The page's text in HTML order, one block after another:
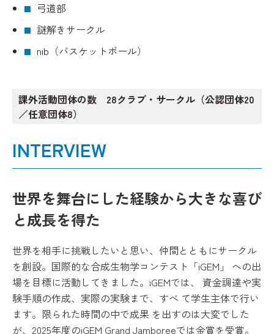
弓道部
謎解きサークル
nib（バスケットボール）
課外活動団体の数 28クラブ・サークル（公認団体20
／任意団体8）
INTERVIEW
世界を舞台にした経験から大きな喜び
と成長を得た
世界を相手に挑戦したいと思い、仲間とともにサークル
を創設。国際的な合成生物学コンテスト「iGEM」 への出
場を目標に活動してきました。iGEMでは、 資金調達や実
験手順の作成、実際の実験まで、すべ て学生主体で行い
ます。限られた時間の中で成果 を出すのは大変でした
が、2025年度のiGEM Grand Jamboreeでは金賞を受賞。